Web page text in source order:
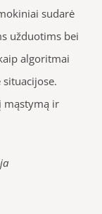
sudarė
užduotims bei
algoritmai
mąstymą ir